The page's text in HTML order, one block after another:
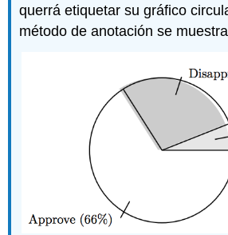
querrá etiquetar su gráfico
método de anotación se